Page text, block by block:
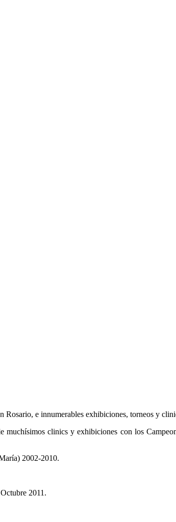
e innumerables exhibiciones, torneos y
clinics y exhibiciones con los
2002-2010.
2011.